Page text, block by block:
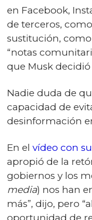
en Facebook,
de terceros,
sustitución,
“notas
que Musk decidió
Nadie duda de
capacidad de
desinformación
En el vídeo con
apropió de la
gobiernos y los
media) nos han
más”, dijo, pero
oportunidad de